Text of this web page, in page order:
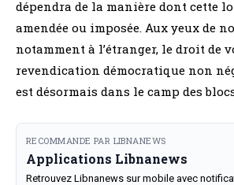
dépendra de la manière dont cette
amendée ou imposée. Aux yeux de
notamment à l’étranger, le droit de
revendication démocratique non
est désormais dans le camp des
RECOMMANDE PAR LIBNANEWS
Applications Libnanews
Retrouvez Libnanews sur mobile avec